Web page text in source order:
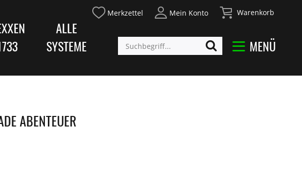
Merkzettel Mein Konto Warenkorb
MENÜ
ALLE
SYSTEME
ABENTEUER